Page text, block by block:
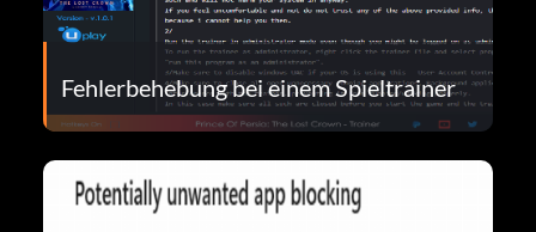
Fehlerbehebung bei einem Spieltrainer